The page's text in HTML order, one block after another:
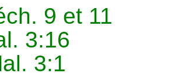
9 et 11
3:16
3:1